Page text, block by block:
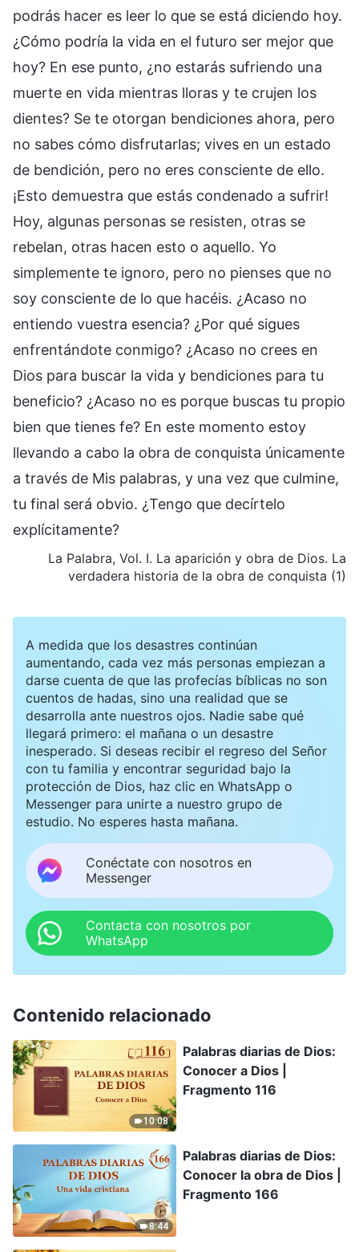
podrás hacer es leer lo que se está diciendo hoy.
¿Cómo podría la vida en el futuro ser mejor que
hoy? En ese punto, ¿no estarás sufriendo una
muerte en vida mientras lloras y te crujen los
dientes? Se te otorgan bendiciones ahora, pero
no sabes cómo disfrutarlas; vives en un estado
de bendición, pero no eres consciente de ello.
¡Esto demuestra que estás condenado a sufrir!
Hoy, algunas personas se resisten, otras se
rebelan, otras hacen esto o aquello. Yo
simplemente te ignoro, pero no pienses que no
soy consciente de lo que hacéis. ¿Acaso no
entiendo vuestra esencia? ¿Por qué sigues
enfrentándote conmigo? ¿Acaso no crees en
Dios para buscar la vida y bendiciones para tu
beneficio? ¿Acaso no es porque buscas tu propio
bien que tienes fe? En este momento estoy
llevando a cabo la obra de conquista únicamente
a través de Mis palabras, y una vez que culmine,
tu final será obvio. ¿Tengo que decírtelo
explícitamente?
La Palabra, Vol. I. La aparición y obra de Dios. La
verdadera historia de la obra de conquista (1)
A medida que los desastres continúan
aumentando, cada vez más personas empiezan a
darse cuenta de que las profecías bíblicas no son
cuentos de hadas, sino una realidad que se
desarrolla ante nuestros ojos. Nadie sabe qué
llegará primero: el mañana o un desastre
inesperado. Si deseas recibir el regreso del Señor
con tu familia y encontrar seguridad bajo la
protección de Dios, haz clic en WhatsApp o
Messenger para unirte a nuestro grupo de
estudio. No esperes hasta mañana.
Conéctate con nosotros en
Messenger
Contacta con nosotros por
WhatsApp
Contenido relacionado
10:08
Palabras diarias de Dios:
Conocer a Dios |
Fragmento 116
8:44
Palabras diarias de Dios:
Conocer la obra de Dios |
Fragmento 166